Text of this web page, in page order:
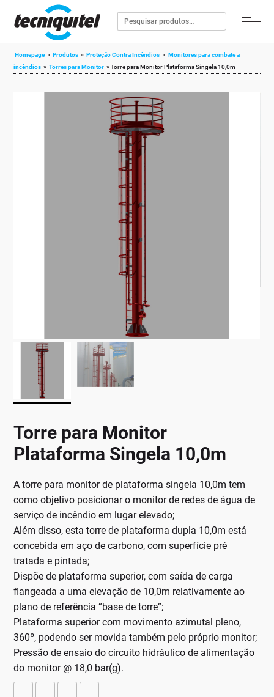
Homepage » Produtos » Proteção Contra Incêndios » Monitores para combate a
incêndios » Torres para Monitor »Torre para Monitor Plataforma Singela 10,0m
Torre para Monitor
Plataforma Singela 10,0m
A torre para monitor de plataforma singela 10,0m tem
como objetivo posicionar o monitor de redes de água de
serviço de incêndio em lugar elevado;
Além disso, esta torre de plataforma dupla 10,0m está
concebida em aço de carbono, com superfície pré
tratada e pintada;
Dispõe de plataforma superior, com saída de carga
flangeada a uma elevação de 10,0m relativamente ao
plano de referência “base de torre”;
Plataforma superior com movimento azimutal pleno,
360º, podendo ser movida também pelo próprio monitor;
Pressão de ensaio do circuito hidráulico de alimentação
do monitor @ 18,0 bar(g).